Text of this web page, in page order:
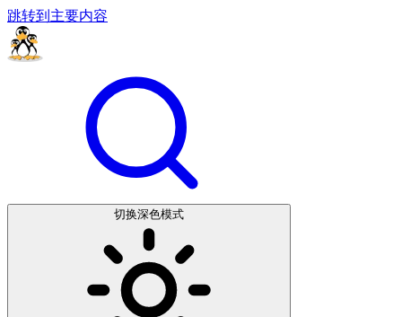
跳转到主要内容
切换深色模式